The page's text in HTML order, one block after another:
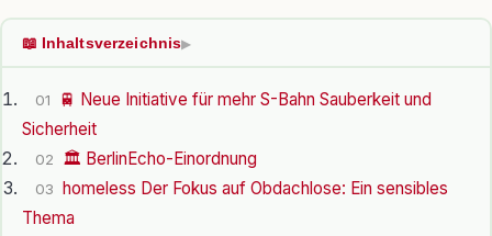
📖 Inhaltsverzeichnis▶
01
🚆 Neue Initiative für mehr S-Bahn Sauberkeit und
Sicherheit
02 🏛️ BerlinEcho-Einordnung
03
homeless Der Fokus auf Obdachlose: Ein sensibles
Thema